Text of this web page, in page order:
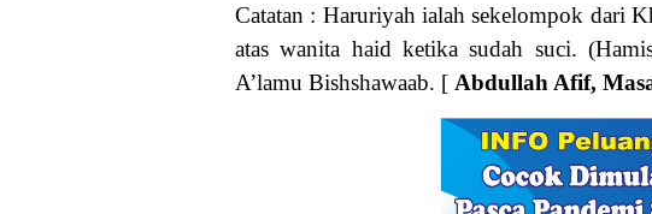
Catatan : Haruriyah ialah sekelompok dari
atas wanita haid ketika sudah suci.
A’lamu Bishshawaab. [ Abdullah Afif,